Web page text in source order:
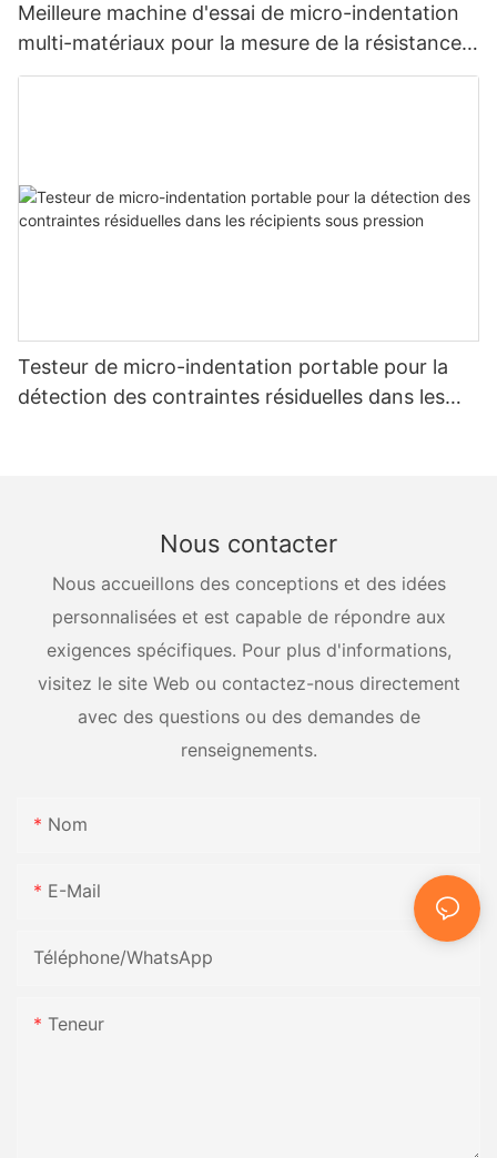
Meilleure machine d'essai de micro-indentation
multi-matériaux pour la mesure de la résistance
et des contraintes - Zhanghua Dryer
Testeur de micro-indentation portable pour la
détection des contraintes résiduelles dans les
Nous contacter
Nous accueillons des conceptions et des idées
personnalisées et est capable de répondre aux
exigences spécifiques. Pour plus d'informations,
visitez le site Web ou contactez-nous directement
avec des questions ou des demandes de
renseignements.
Nom
E-Mail
Téléphone/WhatsApp
Teneur